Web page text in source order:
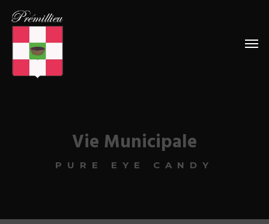
Vie Municipale
PURE EYE CANDY